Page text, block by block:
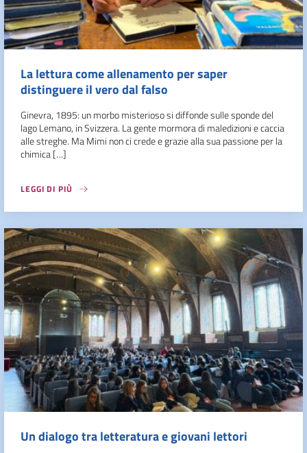
La lettura come allenamento per saper
distinguere il vero dal falso
Ginevra, 1895: un morbo misterioso si diffonde sulle sponde del
lago Lemano, in Svizzera. La gente mormora di maledizioni e caccia
alle streghe. Ma Mimi non ci crede e grazie alla sua passione per la
chimica […]
LEGGI DI PIÙ
Un dialogo tra letteratura e giovani lettori